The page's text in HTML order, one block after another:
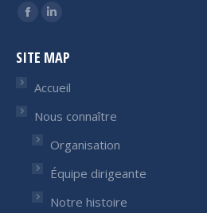
Trouvez nous sur :
Facebook
opens
window
LinkedIn
opens
in
window
SITE MAP
Accueil
Nous connaître
Organisation
Équipe dirigeante
Notre histoire